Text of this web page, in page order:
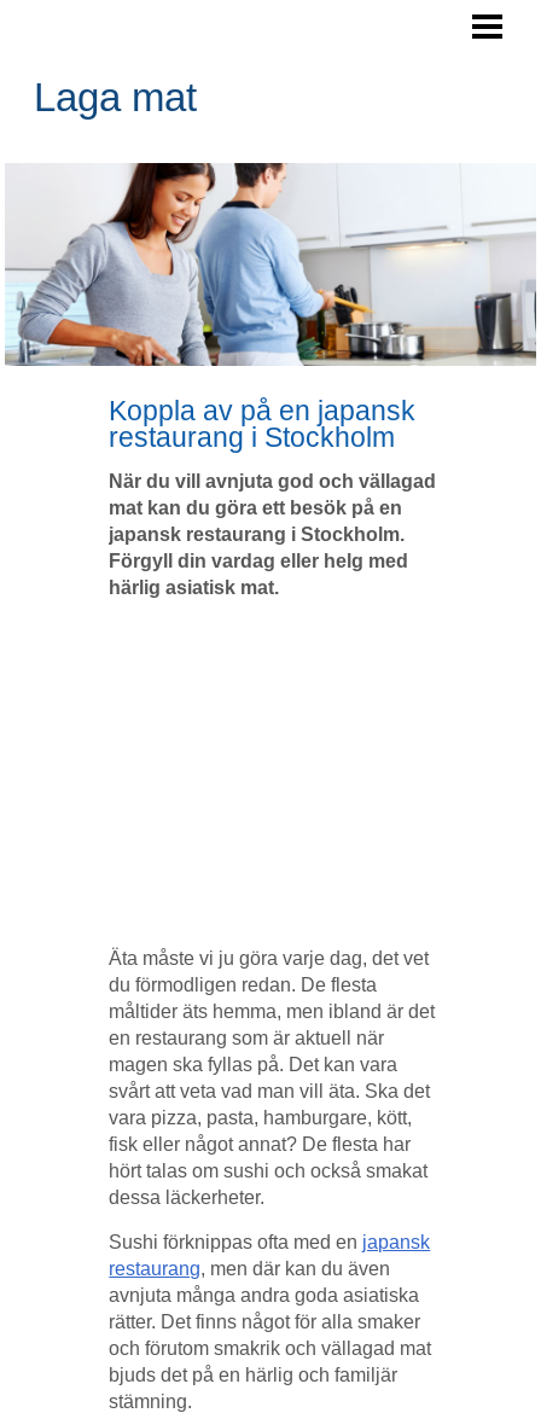
NYTTIGA RÅVAROR
Laga mat
Koppla av på en japansk
restaurang i Stockholm
När du vill avnjuta god och vällagad
mat kan du göra ett besök på en
japansk restaurang i Stockholm.
Förgyll din vardag eller helg med
härlig asiatisk mat.
Äta måste vi ju göra varje dag, det vet
du förmodligen redan. De flesta
måltider äts hemma, men ibland är det
en restaurang som är aktuell när
magen ska fyllas på. Det kan vara
svårt att veta vad man vill äta. Ska det
vara pizza, pasta, hamburgare, kött,
fisk eller något annat? De flesta har
hört talas om sushi och också smakat
dessa läckerheter.
Sushi förknippas ofta med en japansk
restaurang, men där kan du även
avnjuta många andra goda asiatiska
rätter. Det finns något för alla smaker
och förutom smakrik och vällagad mat
bjuds det på en härlig och familjär
stämning.